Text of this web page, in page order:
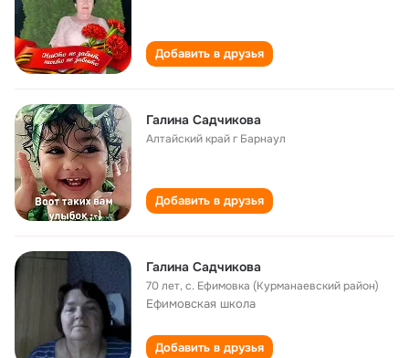
Добавить в друзья
Галина Садчикова
Алтайский край г Барнаул
Добавить в друзья
Галина Садчикова
70 лет,с. Ефимовка (Курманаевский район)
Ефимовская школа
Добавить в друзья